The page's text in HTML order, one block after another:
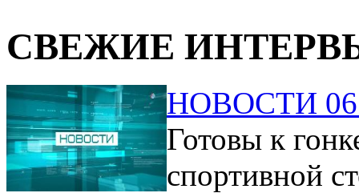
СВЕЖИЕ
НОВОСТИ
Готовы к
спортивной